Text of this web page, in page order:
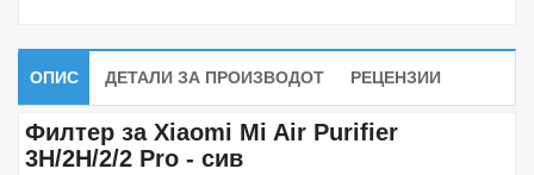
ОПИС ДЕТАЛИ ЗА ПРОИЗВОДОТ РЕЦЕНЗИИ
Филтер за Xiaomi Mi Air Purifier
3H/2H/2/2 Pro - сив